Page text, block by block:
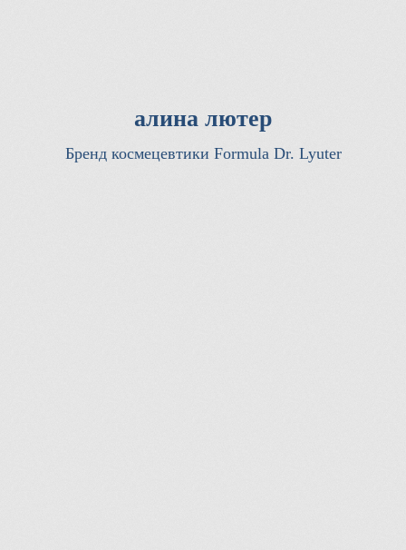
алина лютер
Бренд космецевтики Formula Dr. Lyuter